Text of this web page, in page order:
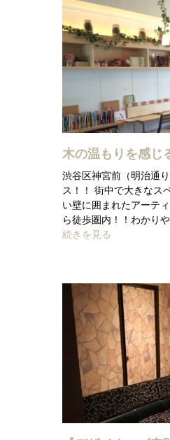
続きを見る
木の温もりを感じ
渋谷区神宮前（明治通
ス！！ 街中で大きなス
続きを見る